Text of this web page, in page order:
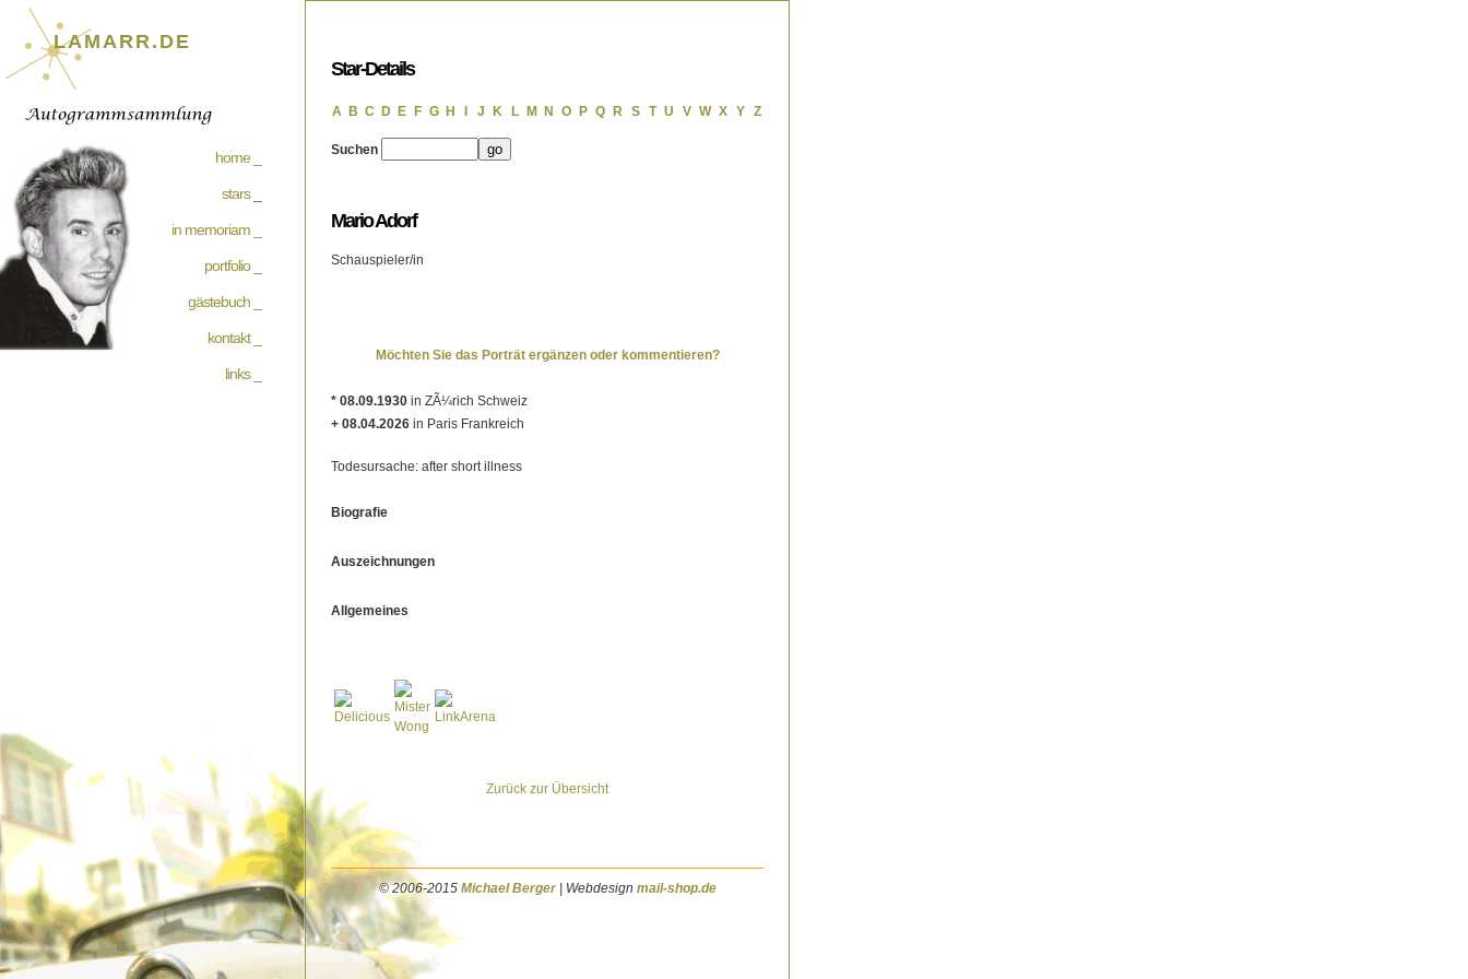
LAMARR.DE
home _
stars_
in memoriam _
portfolio _
gästebuch _
kontakt _
links _
Star-Details
A B C D E F G H J K L M N O P Q R S T U V W X Y Z
Suchen
Mario Adorf
Schauspieler/in
Möchten Sie das Porträt ergänzen oder kommentieren?
* 08.09.1930 in ZÃ¼rich Schweiz
+ 08.04.2026 in Paris Frankreich
Todesursache: after short illness
Biografie
Auszeichnungen
Allgemeines
Zurück zur Übersicht
© 2006-2015 Michael Berger| Webdesign mail-shop.de